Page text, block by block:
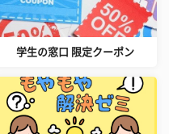
学生の窓口 限定クーポン